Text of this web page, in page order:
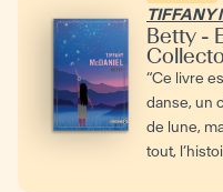
TIFFANY
Betty -
“Ce livre
danse, un
de lune,
tout,